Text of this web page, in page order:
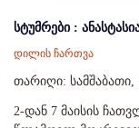
სტუმრები :
დილის ჩართვა
თარიღი: სამშაბათი,
2-დან 7 მაისის